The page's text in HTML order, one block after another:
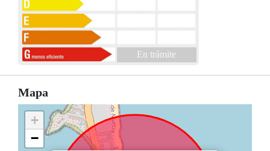
En trámite
Mapa
+
−